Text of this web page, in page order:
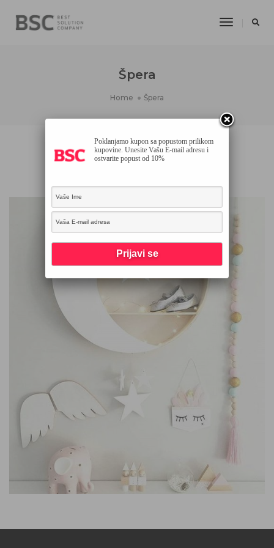
Toggle
Špera
Home Špera
ŠPERA
Poklanjamo kupon sa popustom prilikom
kupovine. Unesite Vašu E-mail adresu i
ostvarite popust od 10%